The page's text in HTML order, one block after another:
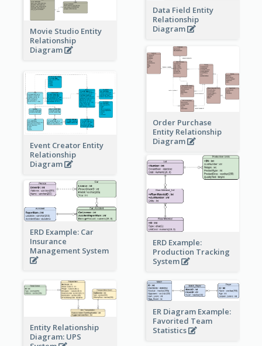
Data Field Entity
Relationship
Diagram
Movie Studio Entity
Relationship
Diagram
Order Purchase
Entity Relationship
Diagram
Event Creator Entity
Relationship
Diagram
ERD Example:
Production Tracking
System
ERD Example: Car
Insurance
Management System
Entity Relationship
Diagram: UPS
ER Diagram Example:
Favorited Team
Statistics